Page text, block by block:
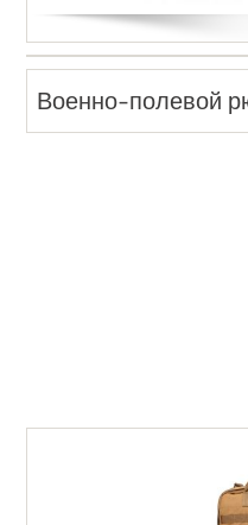
Военно-полевой